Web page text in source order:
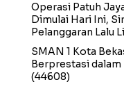
Operasi Patuh
Dimulai Hari Ini,
Pelanggaran Lalu
SMAN 1 Kota
Berprestasi dalam
(44608)